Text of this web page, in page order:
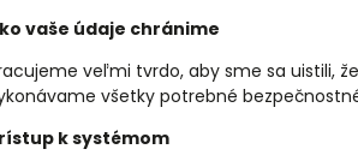
vaše údaje chránime
veľmi tvrdo, aby sme sa uistili,
všetky potrebné
k systémom